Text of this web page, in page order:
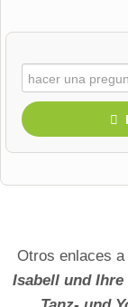
Otros enlaces a
Isabell und